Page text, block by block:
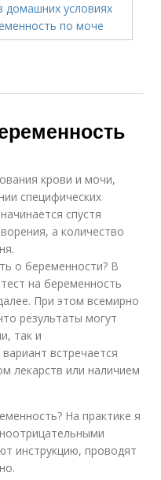
крови и мочи,
специфических
спустя
а количество
о беременности? В
на беременность
При этом всемирно
результаты могут
так и
встречается
лекарств или наличием
На практике я
инструкцию, проводят